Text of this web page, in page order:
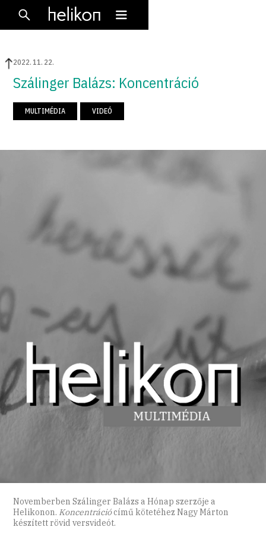
2022. 11. 22.
Szálinger Balázs: Koncentráció
MULTIMÉDIA VIDEÓ
Novemberben Szálinger Balázs a Hónap szerzője a
Helikonon. Koncentrációcímű kötetéhez Nagy Márton
készített rövid versvideót.